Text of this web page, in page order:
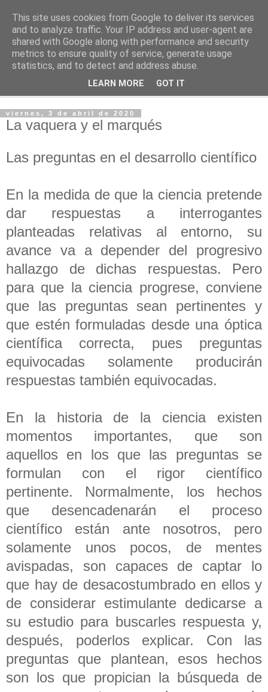
PASEANTE SILENCIOSO
Blog personal de Emilio Valadé del Río
viernes, 3 de abril de 2020
La vaquera y el marqués
Las preguntas en el desarrollo científico
En la medida de que la ciencia pretende
dar respuestas a interrogantes
planteadas relativas al entorno, su
avance va a depender del progresivo
hallazgo de dichas respuestas. Pero
para que la ciencia progrese, conviene
que las preguntas sean pertinentes y
que estén formuladas desde una óptica
científica correcta, pues preguntas
equivocadas solamente producirán
respuestas también equivocadas.
En la historia de la ciencia existen
momentos importantes, que son
aquellos en los que las preguntas se
formulan con el rigor científico
pertinente. Normalmente, los hechos
que desencadenarán el proceso
científico están ante nosotros, pero
solamente unos pocos, de mentes
avispadas, son capaces de captar lo
que hay de desacostumbrado en ellos y
de considerar estimulante dedicarse a
su estudio para buscarles respuesta y,
después, poderlos explicar. Con las
preguntas que plantean, esos hechos
son los que propician la búsqueda de
This site uses cookies from Google to deliver its services
and to analyze traffic. Your IP address and user-agent are
shared with Google along with performance and security
metrics to ensure quality of service, generate usage
statistics, and to detect and address abuse.
LEARN MORE GOT IT